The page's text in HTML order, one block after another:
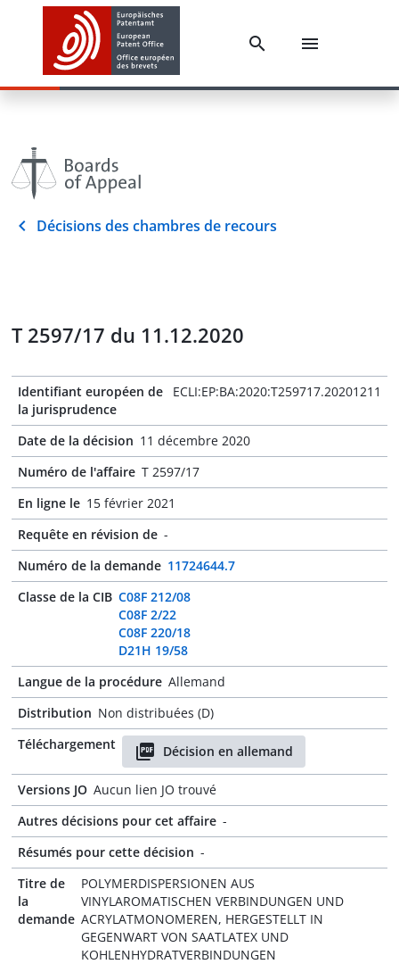
Décisions des chambres de recours
T 2597/17 du 11.12.2020
Identifiant européen de
la jurisprudence
ECLI:EP:BA:2020:T259717.20201211
Date de la décision 11 décembre 2020
Numéro de l'affaire T 2597/17
En ligne le 15 février 2021
Requête en révision de -
Numéro de la demande 11724644.7
Classe de la CIB C08F 212/08
C08F 2/22
C08F 220/18
D21H 19/58
Langue de la procédure Allemand
Distribution Non distribuées (D)
Téléchargement
Décision en allemand
Versions JO Aucun lien JO trouvé
Autres décisions pour cet affaire -
Résumés pour cette décision -
Titre de
la
demande
POLYMERDISPERSIONEN AUS
VINYLAROMATISCHEN VERBINDUNGEN UND
ACRYLATMONOMEREN, HERGESTELLT IN
GEGENWART VON SAATLATEX UND
KOHLENHYDRATVERBINDUNGEN